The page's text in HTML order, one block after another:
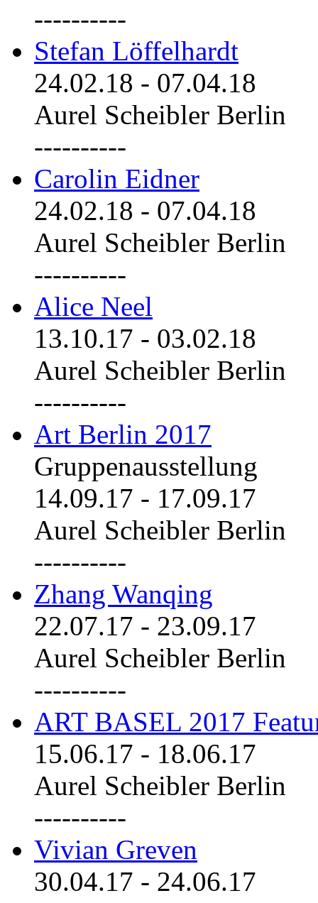
----------
Stefan Löffelhardt
24.02.18 - 07.04.18
Aurel Scheibler Berlin
----------
Carolin Eidner
24.02.18 - 07.04.18
Aurel Scheibler Berlin
----------
Alice Neel
13.10.17 - 03.02.18
Aurel Scheibler Berlin
----------
Art Berlin 2017
Gruppenausstellung
14.09.17 - 17.09.17
Aurel Scheibler Berlin
----------
Zhang Wanqing
22.07.17 - 23.09.17
Aurel Scheibler Berlin
----------
ART BASEL 2017
15.06.17 - 18.06.17
Aurel Scheibler Berlin
----------
Vivian Greven
30.04.17 - 24.06.17